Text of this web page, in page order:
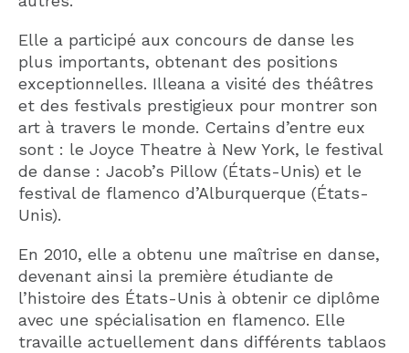
Elle a participé aux concours de danse les
plus importants, obtenant des positions
exceptionnelles. Illeana a visité des théâtres
et des festivals prestigieux pour montrer son
art à travers le monde. Certains d’entre eux
sont : le Joyce Theatre à New York, le festival
de danse : Jacob’s Pillow (États-Unis) et le
festival de flamenco d’Alburquerque (États-
Unis).
En 2010, elle a obtenu une maîtrise en danse,
devenant ainsi la première étudiante de
l’histoire des États-Unis à obtenir ce diplôme
avec une spécialisation en flamenco. Elle
travaille actuellement dans différents tablaos